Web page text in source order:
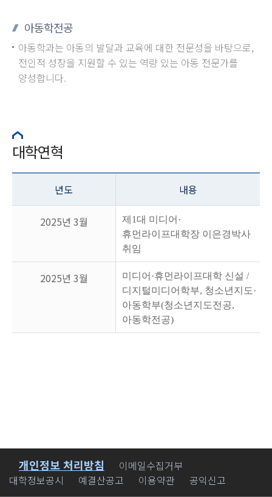
아동학전공
아동학과는 아동의 발달과 교육에 대한 전문성을 바탕으로,
전인적 성장을 지원할 수 있는 역량 있는 아동 전문가를
양성합니다.
대학연혁
년도 내용
2025년 3월 제 1대 미디어 ·
휴먼라이프대학장 이은경박사
취임
2025년 3월 미디어 ·휴먼라이프대학 신설 /
디지털미디어학부, 청소년지도 ·
아동학부(청소년지도전공,
아동학전공)
바로가기
개인정보 처리방침
이메일수집거부
대학정보공시
예결산공고 이용약관 공익신고